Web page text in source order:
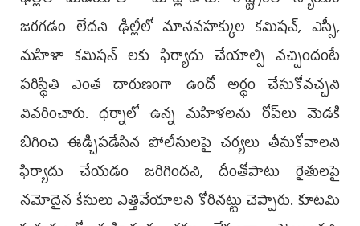
జ‌ర‌గ‌డం లేదని ఢిల్లీలో మాన‌వ‌హ‌క్కుల క‌మిష‌న్‌, ఎస్సీ,
మ‌హిళా క‌మిష‌న్ ల‌కు ఫిర్యాదు చేయాల్సి వ‌చ్చిందంటే
ప‌రిస్థితి ఎంత దారుణంగా ఉందో అర్థం చేసుకోవ‌చ్చ‌ని
వివ‌రించారు. ధ‌ర్నాలో ఉన్న మహిళ‌ల‌ను రోప్‌లు మెడ‌కి
బిగించి ఈడ్చిప‌డేసిన పోలీసుల‌పై చ‌ర్యలు తీసుకోవాల‌ని
ఫిర్యాదు చేయ‌డం జ‌రిగింద‌ని, దీంతోపాటు రైతుల‌పై
న‌మోదైన కేసులు ఎత్తివేయాల‌ని కోరిన‌ట్టు చెప్పారు. కూట‌మి